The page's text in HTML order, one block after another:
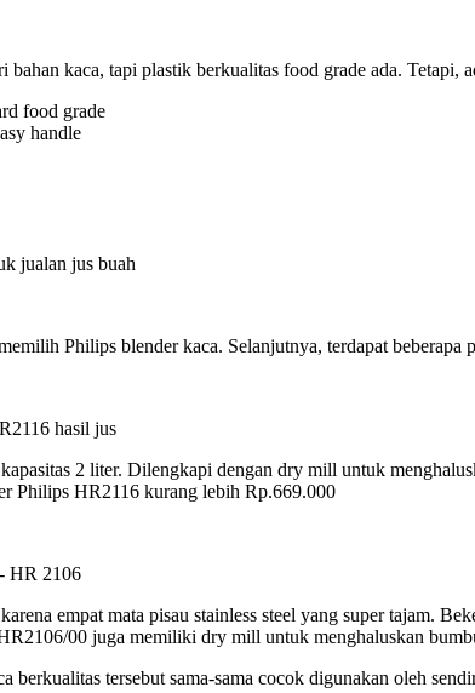
kaca, tapi plastik berkualitas food grade ada. Tetapi,
food grade
handle
jualan jus buah
Philips blender kaca. Selanjutnya, terdapat
2 liter. Dilengkapi dengan dry mill untuk
Philips HR2116 kurang lebih Rp.669.000
empat mata pisau stainless steel yang super tajam.
00 juga memiliki dry mill untuk menghaluskan
berkualitas tersebut sama-sama cocok digunakan oleh